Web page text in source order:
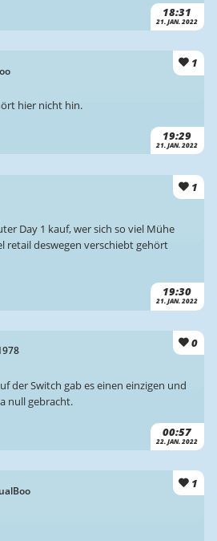
18:31
21. JAN. 2022
1
19:29
21. JAN. 2022
hier nicht hin.
1
19:30
21. JAN. 2022
Day 1 kauf, wer sich so viel Mühe
retail deswegen verschiebt gehört
0
00:57
22. JAN. 2022
der Switch gab es einen einzigen und
null gebracht.
1